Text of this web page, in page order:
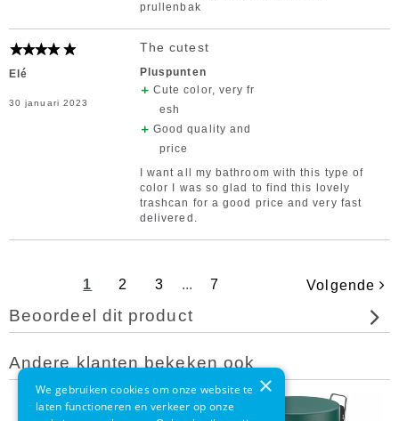
prullenbak
Elé
30 januari 2023
The cutest
Pluspunten
Cute color, very fr
esh
Good quality and
price
I want all my bathroom with this type of
color I was so glad to find this lovely
trashcan for a good price and very fast
delivered.
1 2 3 ... 7 Volgende
Beoordeel dit product
Andere klanten bekeken ook
×
We gebruiken cookies om onze website te
laten functioneren en verkeer op onze